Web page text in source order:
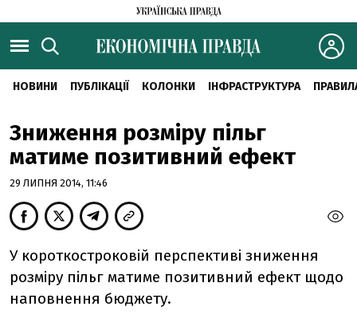
НОВИНИ ПУБЛІКАЦІЇ КОЛОНКИ ІНФРАСТРУКТУРА
Зниження розміру пільг
матиме позитивний ефект
29 ЛИПНЯ 2014, 11:46
У короткостроковій перспективі зниження
розміру пільг матиме позитивний ефект щодо
наповнення бюджету.